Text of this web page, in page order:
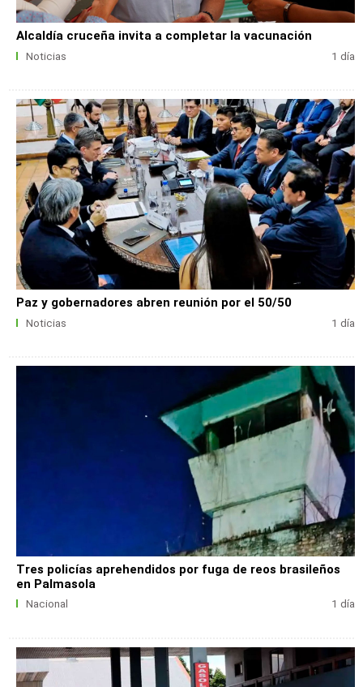
Alcaldía cruceña invita a completar la vacunación
Noticias 1 día
Paz y gobernadores abren reunión por el 50/50
Noticias 1 día
Tres policías aprehendidos por fuga de reos brasileños
en Palmasola
Nacional 1 día